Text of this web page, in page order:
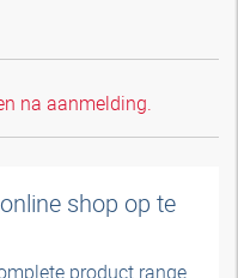
na aanmelding.
shop op te
product range